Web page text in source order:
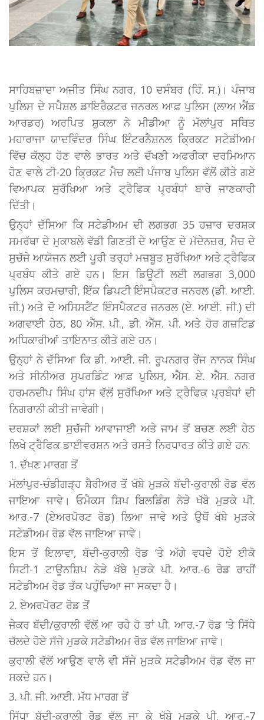
ਸਾਹਿਬਜ਼ਾਦਾ ਅਜੀਤ ਸਿੰਘ ਨਗਰ, 10 ਦਸੰਬਰ (ਹਿੰ. ਸ.)। ਪੰਜਾਬ
ਪੁਲਿਸ ਦੇ ਸਪੈਸ਼ਲ ਡਾਇਰੈਕਟਰ ਜਨਰਲ ਆਫ਼ ਪੁਲਿਸ (ਲਾਅ ਐਂਡ
ਆਰਡਰ) ਅਰਪਿਤ ਸ਼ੁਕਲਾ ਨੇ ਮੀਡੀਆ ਨੂੰ ਮੱਲਾਂਪੁਰ ਸਥਿਤ
ਮਹਾਰਾਜਾ ਯਾਦਵਿੰਦਰ ਸਿੰਘ ਇੰਟਰਨੈਸ਼ਨਲ ਕ੍ਰਿਕਟ ਸਟੇਡੀਅਮ
ਵਿੱਚ ਕੱਲ੍ਹ ਹੋਣ ਵਾਲੇ ਭਾਰਤ ਅਤੇ ਦੱਖਣੀ ਅਫਰੀਕਾ ਦਰਮਿਆਨ
ਹੋਣ ਵਾਲੇ ਟੀ-20 ਕ੍ਰਿਕਟ ਮੈਚ ਲਈ ਪੰਜਾਬ ਪੁਲਿਸ ਵੱਲੋਂ ਕੀਤੇ ਗਏ
ਵਿਆਪਕ ਸੁਰੱਖਿਆ ਅਤੇ ਟ੍ਰੈਫਿਕ ਪ੍ਰਬੰਧਾਂ ਬਾਰੇ ਜਾਣਕਾਰੀ
ਦਿੱਤੀ।
ਉਨ੍ਹਾਂ ਦੱਸਿਆ ਕਿ ਸਟੇਡੀਅਮ ਦੀ ਲਗਭਗ 35 ਹਜ਼ਾਰ ਦਰਸ਼ਕ
ਸਮਰੱਥਾ ਦੇ ਮੁਕਾਬਲੇ ਵੱਡੀ ਗਿਣਤੀ ਦੇ ਆਉਣ ਦੇ ਮੱਦੇਨਜ਼ਰ, ਮੈਚ ਦੇ
ਸੁਚੱਜੇ ਆਯੋਜਨ ਲਈ ਪੂਰੀ ਤਰ੍ਹਾਂ ਮਜ਼ਬੂਤ ਸੁਰੱਖਿਆ ਅਤੇ ਟ੍ਰੈਫਿਕ
ਪ੍ਰਬੰਧ ਕੀਤੇ ਗਏ ਹਨ। ਇਸ ਡਿਊਟੀ ਲਈ ਲਗਭਗ 3,000
ਪੁਲਿਸ ਕਰਮਚਾਰੀ, ਇੱਕ ਡਿਪਟੀ ਇੰਸਪੈਕਟਰ ਜਨਰਲ (ਡੀ. ਆਈ.
ਜੀ.) ਅਤੇ ਦੋ ਅਸਿਸਟੈਂਟ ਇੰਸਪੈਕਟਰ ਜਨਰਲ (ਏ. ਆਈ. ਜੀ.) ਦੀ
ਅਗਵਾਈ ਹੇਠ, 80 ਐੱਸ. ਪੀ., ਡੀ. ਐੱਸ. ਪੀ. ਅਤੇ ਹੋਰ ਗਜ਼ਟਿਡ
ਅਧਿਕਾਰੀਆਂ ਤਾਇਨਾਤ ਕੀਤੇ ਗਏ ਹਨ।
ਉਨ੍ਹਾਂ ਨੇ ਦੱਸਿਆ ਕਿ ਡੀ. ਆਈ. ਜੀ. ਰੂਪਨਗਰ ਰੇਂਜ ਨਾਨਕ ਸਿੰਘ
ਅਤੇ ਸੀਨੀਅਰ ਸੁਪਰਡਿੰਟ ਆਫ਼ ਪੁਲਿਸ, ਐੱਸ. ਏ. ਐੱਸ. ਨਗਰ
ਹਰਮਨਦੀਪ ਸਿੰਘ ਹਾਂਸ ਵੱਲੋਂ ਸੁਰੱਖਿਆ ਅਤੇ ਟ੍ਰੈਫਿਕ ਪ੍ਰਬੰਧਾਂ ਦੀ
ਨਿਗਰਾਨੀ ਕੀਤੀ ਜਾਵੇਗੀ।
ਦਰਸ਼ਕਾਂ ਲਈ ਸੁਚੱਜੀ ਆਵਾਜਾਈ ਅਤੇ ਜਾਮ ਤੋਂ ਬਚਣ ਲਈ ਹੇਠ
ਲਿਖੇ ਟ੍ਰੈਫਿਕ ਡਾਈਵਰਸ਼ਨ ਅਤੇ ਰਸਤੇ ਨਿਰਧਾਰਤ ਕੀਤੇ ਗਏ ਹਨ:
1. ਦੱਖਣ ਮਾਰਗ ਤੋਂ
ਮੱਲਾਂਪੁਰ-ਚੰਡੀਗੜ੍ਹ ਬੈਰੀਅਰ ਤੋਂ ਖੱਬੇ ਮੁੜਕੇ ਬੱਦੀ-ਕੁਰਾਲੀ ਰੋਡ ਵੱਲ
ਜਾਇਆ ਜਾਵੇ। ਓਮੈਕਸ ਸ਼ਿਪ ਬਿਲਡਿੰਗ ਨੇੜੇ ਖੱਬੇ ਮੁੜਕੇ ਪੀ.
ਆਰ.-7 (ਏਅਰਪੋਰਟ ਰੋਡ) ਲਿਆ ਜਾਵੇ ਅਤੇ ਉਥੋਂ ਖੱਬੇ ਮੁੜਕੇ
ਸਟੇਡੀਅਮ ਰੋਡ ਵੱਲ ਜਾਇਆ ਜਾਵੇ।
ਇਸ ਤੋਂ ਇਲਾਵਾ, ਬੱਦੀ-ਕੁਰਾਲੀ ਰੋਡ ‘ਤੇ ਅੱਗੇ ਵਧਦੇ ਹੋਏ ਈਕੋ
ਸਿਟੀ-1 ਟਾਊਨਸ਼ਿਪ ਨੇੜੇ ਖੱਬੇ ਮੁੜਕੇ ਪੀ. ਆਰ.-6 ਰੋਡ ਰਾਹੀਂ
ਸਟੇਡੀਅਮ ਰੋਡ ਤੱਕ ਪਹੁੰਚਿਆ ਜਾ ਸਕਦਾ ਹੈ।
2. ਏਅਰਪੋਰਟ ਰੋਡ ਤੋਂ
ਜੇਕਰ ਬੱਦੀ/ਕੁਰਾਲੀ ਵੱਲੋਂ ਆ ਰਹੇ ਹੋ ਤਾਂ ਪੀ. ਆਰ.-7 ਰੋਡ ‘ਤੇ ਸਿੱਧੇ
ਚੱਲਦੇ ਹੋਏ ਸੱਜੇ ਮੁੜਕੇ ਸਟੇਡੀਅਮ ਰੋਡ ਵੱਲ ਜਾਇਆ ਜਾਵੇ।
ਕੁਰਾਲੀ ਵੱਲੋਂ ਆਉਣ ਵਾਲੇ ਵੀ ਸੱਜੇ ਮੁੜਕੇ ਸਟੇਡੀਅਮ ਰੋਡ ਵੱਲ ਜਾ
ਸਕਦੇ ਹਨ।
3. ਪੀ. ਜੀ. ਆਈ. ਮੱਧ ਮਾਰਗ ਤੋਂ
ਸਿੱਧਾ ਬੱਦੀ-ਕੁਰਾਲੀ ਰੋਡ ਵੱਲ ਜਾ ਕੇ ਖੱਬੇ ਮੁੜਕੇ ਪੀ. ਆਰ.-7